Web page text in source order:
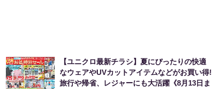
【ユニクロ最新チラシ】夏にぴったりの快適
なウェアやUVカットアイテムなどがお買い得!
旅行や帰省、レジャーにも大活躍《8月13日ま